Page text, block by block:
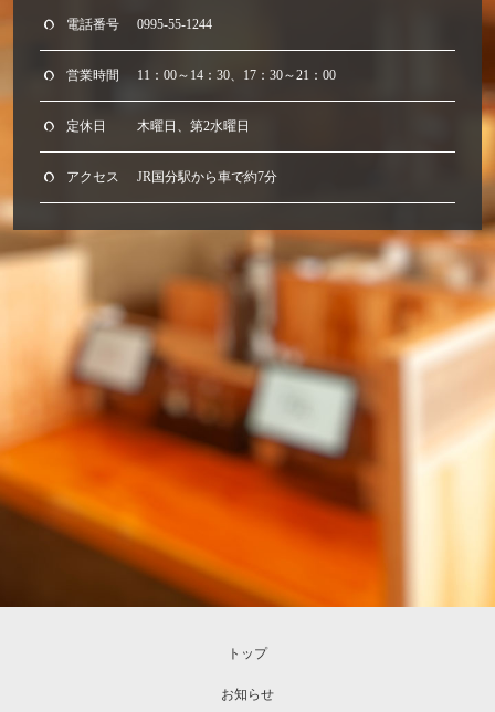
電話番号 0995-55-1244
営業時間 11：00～14：30、17：30～21：00
定休日 木曜日、第2水曜日
アクセス JR国分駅から車で約7分
トップ
お知らせ